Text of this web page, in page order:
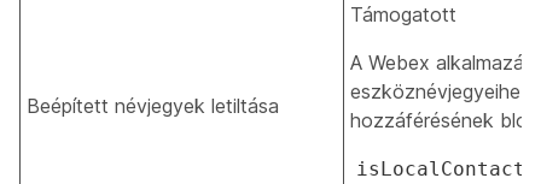
Beépített névjegyek letiltása
Támogatott
A Webex alkalmazás
eszköznévjegyeihez
hozzáférésének